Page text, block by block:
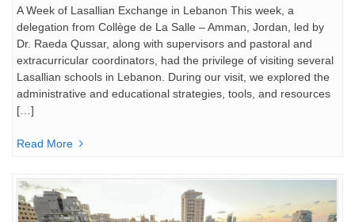
A Week of Lasallian Exchange in Lebanon This week, a
delegation from Collège de La Salle – Amman, Jordan, led by
Dr. Raeda Qussar, along with supervisors and pastoral and
extracurricular coordinators, had the privilege of visiting several
Lasallian schools in Lebanon. During our visit, we explored the
administrative and educational strategies, tools, and resources
[…]
Read More